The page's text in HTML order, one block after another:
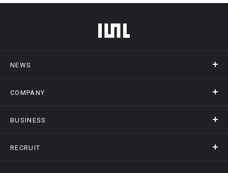
フッターメニュー
NEWS
ニュース
COMPANY
会社概要
BUSINESS
事業情報トップ
RECRUIT